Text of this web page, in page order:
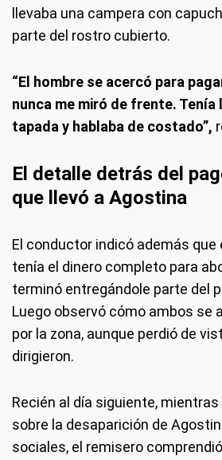
llevaba una campera con
parte del rostro cubierto.
“El hombre se acercó para
nunca me miró de frente.
tapada y hablaba de costado”,
El detalle detrás del
que llevó a Agostina
El conductor indicó además
tenía el dinero completo para
terminó entregándole parte del
Luego observó cómo ambos se
por la zona, aunque perdió de
dirigieron.
Recién al día siguiente,
sobre la desaparición de
sociales, el remisero